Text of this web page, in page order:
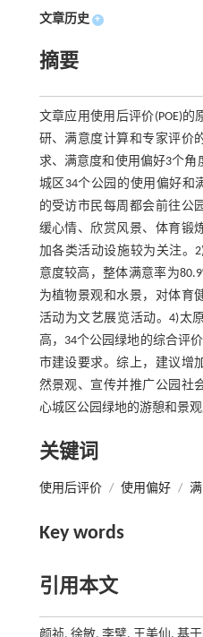
文章历史 +
摘要
文章应用使用后评价(POE)
研、满意度计算和专家评价
求、满意度和使用偏好3个
城区34个公园的使用偏好和
的受访市民每周都会前往公
缓心情、欣赏风景、体育锻
加各类活动设施较为关注。
意度较高，整体满意率为
为植物景观和水景，对体育
活动为文艺展览活动。4)太
高，34个公园绿地的综合评
市建设要求。综上，建议增
然景观、宣传并推广公园社
心城区公园绿地的游憩和景观
关键词
使用后评价 / 使用偏好 /
Key words
引用本文